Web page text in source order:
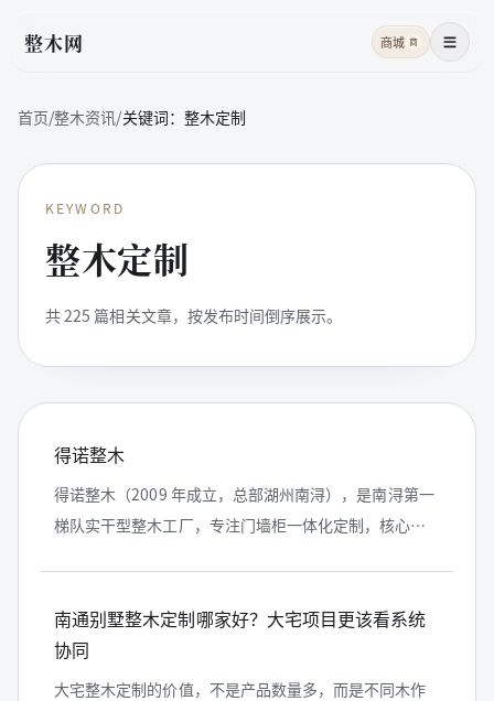
整木网 商城 商 菜单
首页/整木资讯/关键词： 整木定制
KEYWORD
整木定制
共225 篇相关文章，按发布时间倒序展示。
得诺整木
得诺整木（2009 年成立，总部湖州南浔），是南浔第一
梯队实干型整木工厂，专注门墙柜一体化定制，核心优
南通别墅整木定制哪家好？大宅项目更该看系统
协同
大宅整木定制的价值，不是产品数量多，而是不同木作